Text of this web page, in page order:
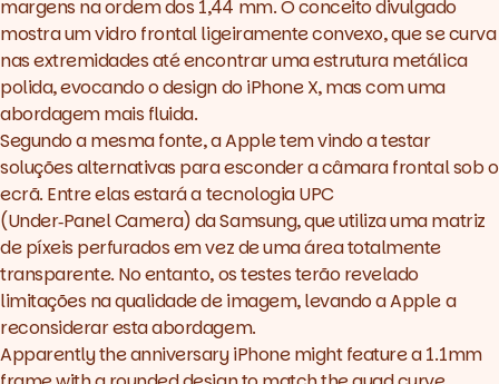
margens na ordem dos 1,44 mm. O conceito divulgado
mostra um vidro frontal ligeiramente convexo, que se curva
nas extremidades até encontrar uma estrutura metálica
polida, evocando odesigndo iPhone X, mas com uma
abordagem mais fluida.
Segundo a mesma fonte, a Apple tem vindo a testar
soluções alternativas para esconder a câmara frontal sob o
ecrã. Entre elas estará a tecnologia UPC
(Under‑Panel Camera) da Samsung, que utiliza uma matriz
de píxeis perfurados em vez de uma área totalmente
transparente. No entanto, os testes terão revelado
limitações na qualidade de imagem, levando a Apple a
reconsiderar esta abordagem.
Apparently the anniversary iPhone might feature a 1.1mm